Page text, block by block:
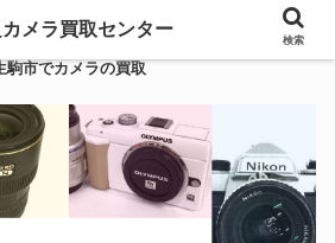
駒市でカメラの買取
メラ買取センター
検索